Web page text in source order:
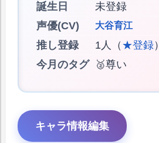
誕生日
未登録
声優(CV)
大谷育江
推し登録 1人（ ★登録）
今月のタグ
🥈尊い
キャラ情報編集